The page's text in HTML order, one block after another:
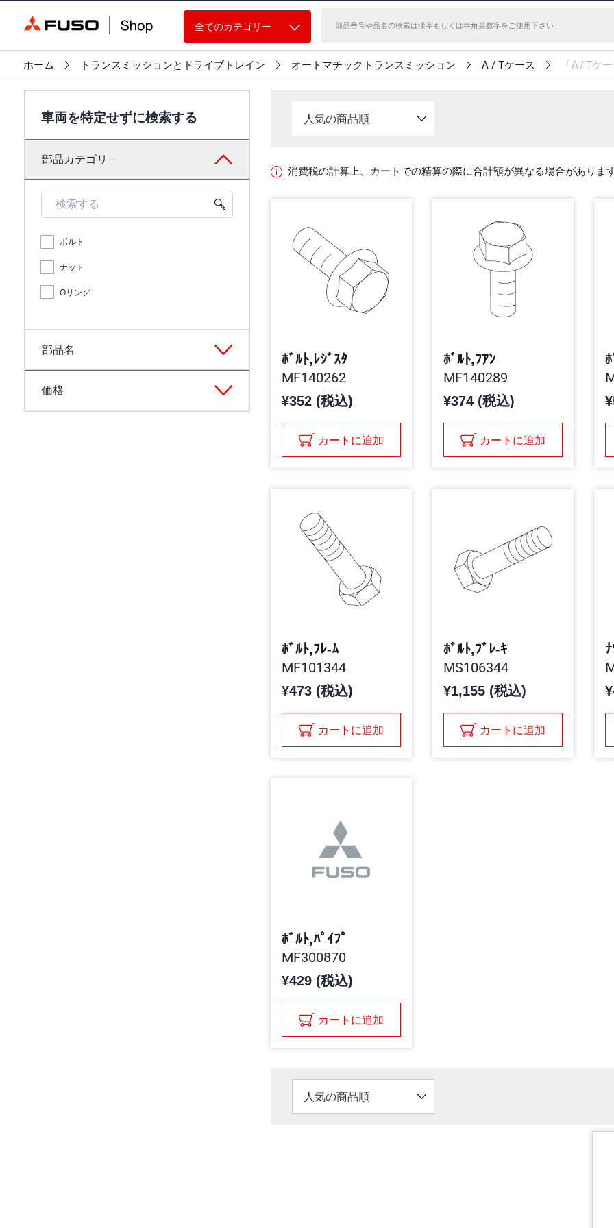
全てのカテゴリー
ホーム トランスミッションとドライブトレイン オートマチックトランスミッション A / Tケース 「A / Tケ
車両を特定せずに検索する
部品カテゴリ－
ボルト
ナット
Oリング
部品名
価格
人気の商品順
消費税の計算上、カートでの精算の際に合計額が異なる場合がありま
ﾎﾞﾙﾄ,ﾚｼﾞｽﾀ
MF140262
¥352 (税込)
カートに追加
ﾎﾞﾙﾄ,ﾌｱﾝ
MF140289
¥374 (税込)
カートに追加
ﾎﾞﾙﾄ,ﾌﾚ-ﾑ
MF101344
¥473 (税込)
カートに追加
ﾎﾞﾙﾄ,ﾌﾞﾚ-ｷ
MS106344
¥1,155 (税込)
カートに追加
ﾎﾞﾙﾄ,ﾊﾟｲﾌﾟ
MF300870
¥429 (税込)
カートに追加
人気の商品順